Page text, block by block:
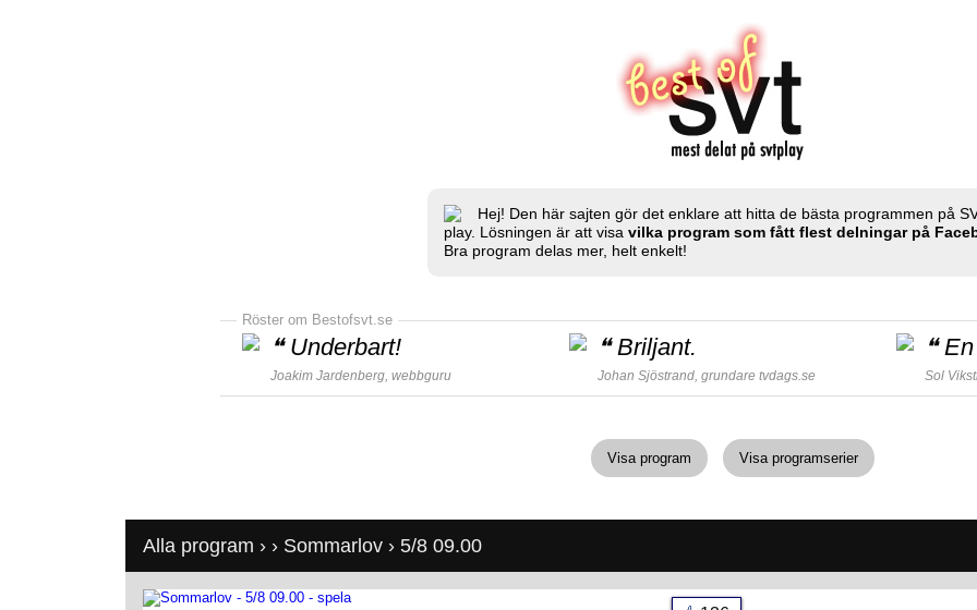
Hej! Den här sajten gör det enklare att hitta de bästa programmen på
play. Lösningen är att visa vilka program som fått flest delningar på
Bra program delas mer, helt enkelt!
Röster om Bestofsvt.se
❝ Underbart!
Joakim Jardenberg, webbguru
❝Briljant.
Johan Sjöstrand, grundare tvdags.se
❝
Sol
Visa program Visa programserier
Alla program › › Sommarlov › 5/8 09.00